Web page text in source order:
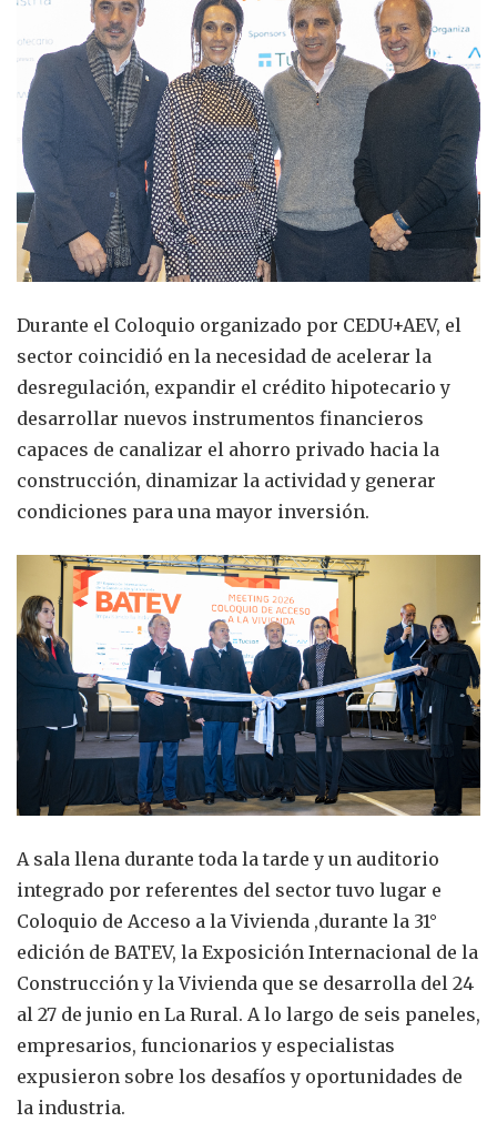
Durante el Coloquio organizado por CEDU+AEV, el
sector coincidió en la necesidad de acelerar la
desregulación, expandir el crédito hipotecario y
desarrollar nuevos instrumentos financieros
capaces de canalizar el ahorro privado hacia la
construcción, dinamizar la actividad y generar
condiciones para una mayor inversión.
A sala llena durante toda la tarde y un auditorio
integrado por referentes del sector tuvo lugar e
Coloquio de Acceso a la Vivienda ,durante la 31°
edición de BATEV, la Exposición Internacional de la
Construcción y la Vivienda que se desarrolla del 24
al 27 de junio en La Rural. A lo largo de seis paneles,
empresarios, funcionarios y especialistas
expusieron sobre los desafíos y oportunidades de
la industria.